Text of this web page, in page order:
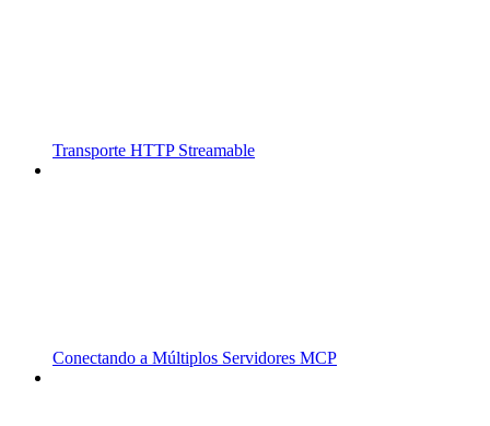
Transporte HTTP Streamable
Conectando a Múltiplos Servidores MCP